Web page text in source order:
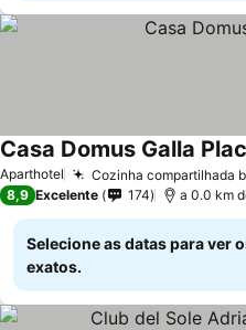
Aparthotel Cozinha compartilhada
Casa Domus Galla
8,9 Excelente 174 a 0.0 km
Selecione as datas para ver
exatos.